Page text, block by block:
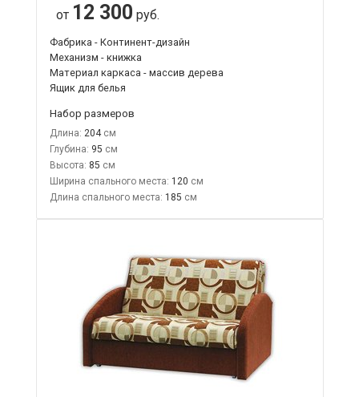
от 12 300 руб.
Фабрика - Континент-дизайн
Механизм - книжка
Материал каркаса - массив дерева
Ящик для белья
Набор размеров
Длина: 204
Глубина: 95
Высота: 85
Ширина спального места: 120
Длина спального места: 185